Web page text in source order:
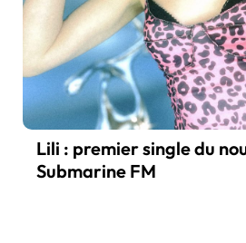
Lili : premier single du
Submarine FM